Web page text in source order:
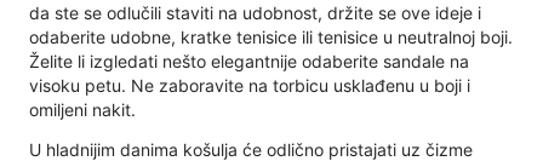
da ste se odlučili staviti na udobnost, držite se ove ideje i
odaberite udobne, kratke tenisice ili tenisice u neutralnoj boji.
Želite li izgledati nešto elegantnije odaberite sandale na
visoku petu. Ne zaboravite na torbicu usklađenu u boji i
omiljeni nakit.
U hladnijim danima košulja će odlično pristajati uz čizme